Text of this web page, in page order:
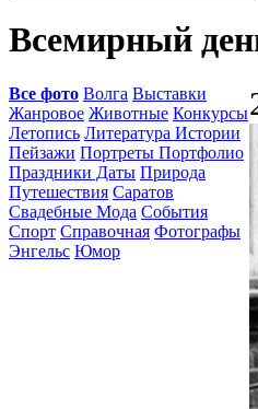
Всемирный
Все фото Волга Выставки
Жанровое Животные Конкурсы
Летопись Литература Истории
Пейзажи Портреты Портфолио
Праздники Даты Природа
Путешествия Саратов
Свадебные Мода События
Спорт Справочная Фотографы
Энгельс Юмор